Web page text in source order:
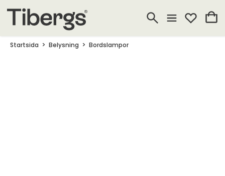
Startsida Belysning Bordslampor